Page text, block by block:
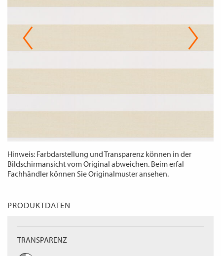
WECHSELN
DE
Hinweis: Farbdarstellung und Transparenz können in der
Bildschirmansicht vom Original abweichen. Beim erfal
Fachhändler können Sie Originalmuster ansehen.
PRODUKTDATEN
TRANSPARENZ